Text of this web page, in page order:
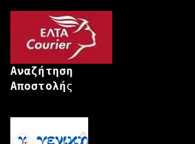
Αναζήτηση
Αποστολής